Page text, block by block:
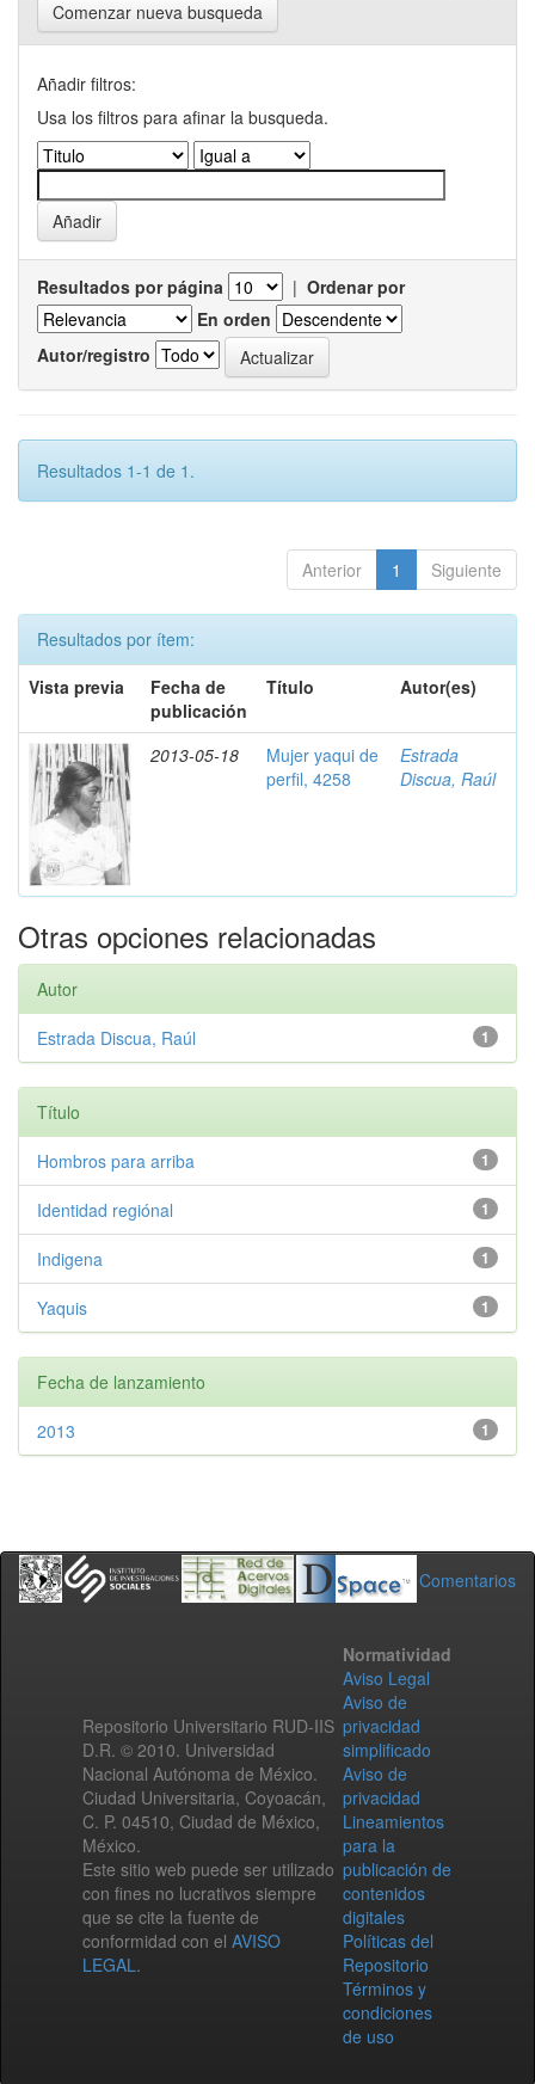
Comenzar nueva busqueda
Añadir filtros:
Usa los filtros para afinar la busqueda.
Resultados por página | Ordenar por
En orden
Autor/registro
Resultados 1-1 de 1.
Anterior 1 Siguiente
Resultados por ítem:
Vista previa
Fecha de
publicación
Título Autor(es)
2013-05-18
Mujer yaqui de
perfil, 4258
Estrada
Discua, Raúl
Otras opciones relacionadas
Autor
1
Estrada Discua, Raúl
Título
1
Hombros para arriba
1
Identidad regiónal
1
Indigena
1
Yaquis
Fecha de lanzamiento
1
2013
Comentarios
Repositorio Universitario RUD-IIS
D.R. © 2010. Universidad
Nacional Autónoma de México.
Ciudad Universitaria, Coyoacán,
C. P. 04510, Ciudad de México,
México.
Este sitio web puede ser utilizado
con fines no lucrativos siempre
que se cite la fuente de
conformidad con el AVISO
LEGAL.
Normatividad
Aviso Legal
Aviso de
privacidad
simplificado
Aviso de
privacidad
Lineamientos
para la
publicación de
contenidos
digitales
Políticas del
Repositorio
Términos y
condiciones
de uso